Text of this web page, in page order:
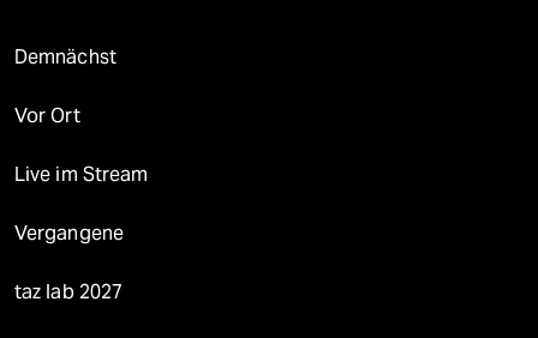
Demnächst
Vor Ort
Live im Stream
Vergangene
taz lab 2027